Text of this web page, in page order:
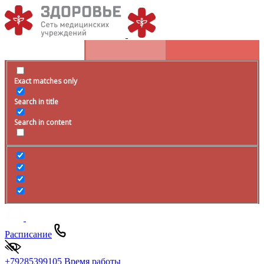
Exact matches only
Search in title
Search in content
Расписание
+79285399105 Время работы